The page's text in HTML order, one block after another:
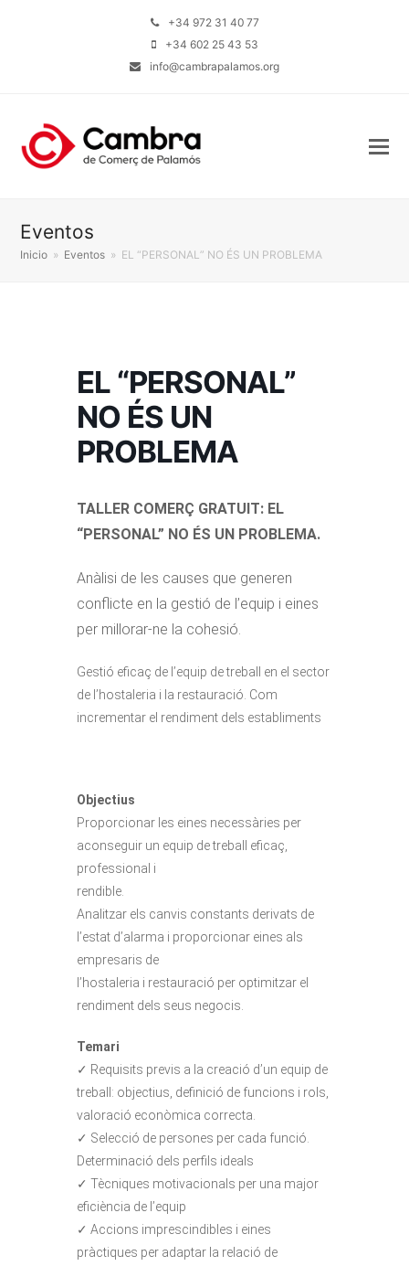
+34 972 31 40 77
+34 602 25 43 53
info@cambrapalamos.org
Eventos
Inicio » Eventos » EL “PERSONAL” NO ÉS UN PROBLEMA
EL “PERSONAL”
NO ÉS UN
PROBLEMA
TALLER COMERÇ GRATUIT: EL
“PERSONAL” NO ÉS UN PROBLEMA.
Anàlisi de les causes que generen
conflicte en la gestió de l’equip i eines
per millorar-ne la cohesió.
Gestió eficaç de l’equip de treball en el sector
de l’hostaleria i la restauració. Com
incrementar el rendiment dels establiments
Objectius
Proporcionar les eines necessàries per
aconseguir un equip de treball eficaç,
professional i
rendible.
Analitzar els canvis constants derivats de
l’estat d’alarma i proporcionar eines als
empresaris de
l’hostaleria i restauració per optimitzar el
rendiment dels seus negocis.
Temari
✓ Requisits previs a la creació d’un equip de
treball: objectius, definició de funcions i rols,
valoració econòmica correcta.
✓ Selecció de persones per cada funció.
Determinació dels perfils ideals
✓ Tècniques motivacionals per una major
eficiència de l’equip
✓ Accions imprescindibles i eines
pràctiques per adaptar la relació de